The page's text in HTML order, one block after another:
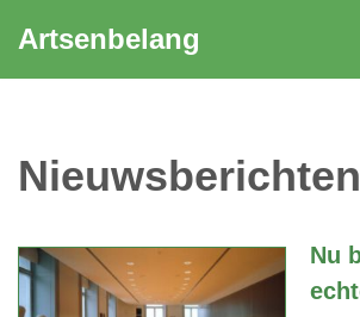
Artsenbelang
Nieuwsberichten
Nu